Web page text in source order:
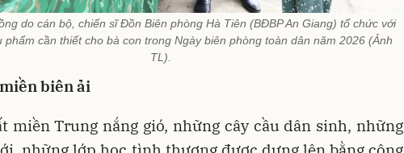
do cán bộ, chiến sĩ Đồn Biên phòng Hà Tiên (BĐBP An Giang) tổ chức với
phẩm cần thiết cho bà con trong Ngày biên phòng toàn dân năm 2026 (Ảnh
TL).
biên ải
miền Trung nắng gió, những cây cầu dân sinh, những